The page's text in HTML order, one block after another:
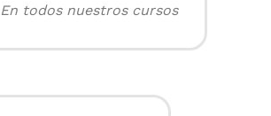
En todos nuestros cursos